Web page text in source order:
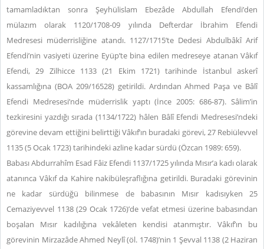
tamamladıktan sonra Şeyhülislam Ebezâde Abdullah Efendi’den
mülazım olarak 1120/1708-09
yılında Defterdar İbrahim Efendi
Medresesi müderrisliğine atandı. 1127/1715’te Dedesi Abdulbâkî Arif
Efendi’nin vasiyeti üzerine Eyüp’te bina edilen medreseye atanan Vâkıf
Efendi, 29 Zilhicce 1133 (21 Ekim 1721) tarihinde İstanbul askerî
kassamlığına (BOA 209/16528) getirildi. Ardından Ahmed Paşa ve Bâlî
Efendi Medresesi’nde müderrislik yaptı (İnce 2005: 686-87). Sâlim’in
tezkiresini yazdığı sırada (1134/1722) hâlen Bâlî Efendi Medresesi’ndeki
görevine devam ettiğini belirttiği Vâkıf’ın buradaki görevi, 27 Rebiülevvel
1135 (5 Ocak 1723) tarihindeki azline kadar sürdü (Özcan 1989: 659).
Babası Abdurrahîm Esad Fâiz Efendi 1137/1725 yılında Mısır’a kadı olarak
atanınca Vâkıf da Kahire nakibüleşraflığına getirildi. Buradaki görevinin
ne kadar sürdüğü bilinmese de babasının Mısır kadısıyken 25
Cemaziyevvel 1138 (29 Ocak 1726)’de vefat etmesi üzerine babasından
boşalan Mısır kadılığına vekâleten kendisi atanmıştır. Vâkıf’ın bu
görevinin Mirzazâde Ahmed Neylî (öl. 1748)’nin 1 Şevval 1138 (2 Haziran